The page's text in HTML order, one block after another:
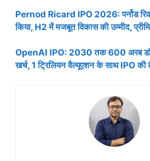
Pernod Ricard IPO 2026: पर्नोड
किया, H2 में मजबूत विकास की उम्मीद,
OpenAI IPO: 2030 तक 600 अरब
खर्च, 1 ट्रिलियन वैल्यूएशन के साथ IPO की